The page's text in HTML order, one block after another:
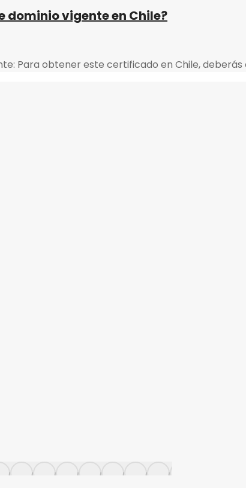
dominio vigente en Chile?
Dónde obtengo el certificado de